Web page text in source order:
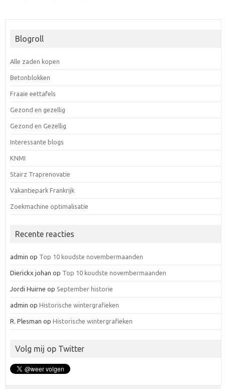
Blogroll
Alle zaden kopen
Betonblokken
Fraaie eettafels
Gezond en gezellig
Gezond en Gezellig
Interessante blogs
KNMI
Stairz Traprenovatie
Vakantiepark Frankrijk
Zoekmachine optimalisatie
Recente reacties
admin op Top 10 koudste novembermaanden
Dierickx johan op Top 10 koudste novembermaanden
Jordi Huirne op September historie
admin op Historische wintergrafieken
R. Plesman op Historische wintergrafieken
Volg mij op Twitter